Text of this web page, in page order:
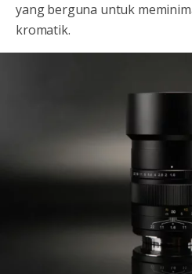
yang berguna untuk
kromatik.